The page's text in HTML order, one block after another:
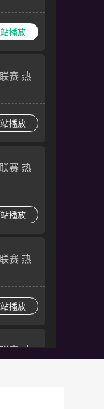
播放
赛 热
播放
赛 热
播放
赛 热
播放
赛 热